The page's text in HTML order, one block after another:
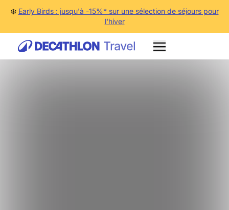
❄️ Early Birds : jusqu'à -15%* sur une sélection de séjours pour
l'hiver